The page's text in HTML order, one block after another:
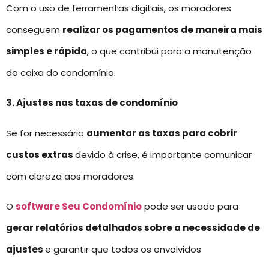
Com o uso de ferramentas digitais, os moradores
conseguem realizar os pagamentos de maneira mais
simples e rápida, o que contribui para a manutenção
do caixa do condomínio.
3. Ajustes nas taxas de condomínio
Se for necessário aumentar as taxas para cobrir
custos extrasdevido à crise, é importante comunicar
com clareza aos moradores.
O software Seu Condomíniopode ser usado para
gerar relatórios detalhados sobre a necessidade de
ajustese garantir que todos os envolvidos